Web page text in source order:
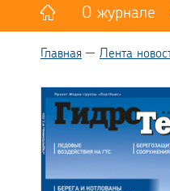
О журнале
Главная Лента